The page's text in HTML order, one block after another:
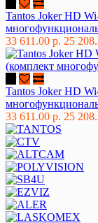
Tantos Joker HD
33 611.00 р. 25
Tantos Joker HD
33 611.00 р. 25